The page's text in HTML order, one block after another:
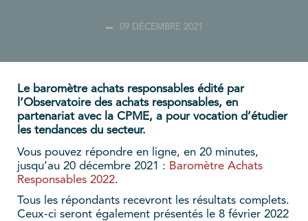
09 DÉCEMBRE 2021
Le baromètre achats responsables édité par
l’Observatoire des achats responsables, en
partenariat avec la CPME, a pour vocation d’étudier
les tendances du secteur.
Vous pouvez répondre en ligne, en 20 minutes,
jusqu’au 20 décembre 2021 : Baromètre Achats
Responsables 2022.
Tous les répondants recevront les résultats complets.
Ceux-ci seront également présentés le 8 février 2022